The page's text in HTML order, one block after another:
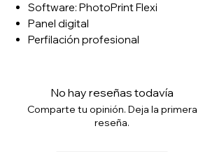
Software: PhotoPrint Flexi
Panel digital
Perfilación profesional
No hay reseñas todavía
Comparte tu opinión. Deja la primera
reseña.